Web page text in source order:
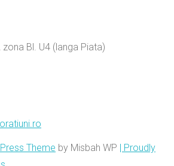
zona Bl. U4 (langa Piata)
Theme by Misbah WP
| Proudly